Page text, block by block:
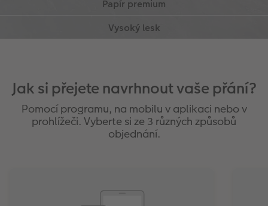
matné, jemné barvy
matné, jemné barvy
obzvláště elegantní vzhled
akcenty s vysokým leskem, s gramáží papíru 300
g/m²
kvalitní UV lakování vnějších stránek
Jak si přejete navrhnout vaše přání?
Pomocí programu, na mobilu v aplikaci nebo v
prohlížeči. Vyberte si ze 3 různých způsobů
objednání.